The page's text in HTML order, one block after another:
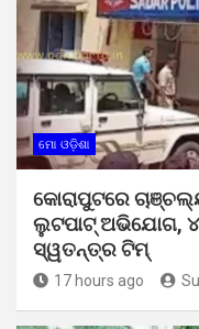
ମୋ ଓଡ଼ିଶା
କୋରାପୁଟରେ
ଲୁଟପାଟ୍ ଅଭିଯୋଗ,
ସ୍ୱତନ୍ତ୍ର ଟିମ୍
17 hours ago